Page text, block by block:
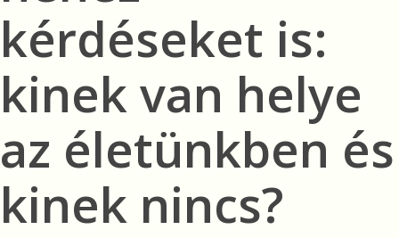
kérdéseket is:
kinek van helye
az életünkben és
kinek nincs?